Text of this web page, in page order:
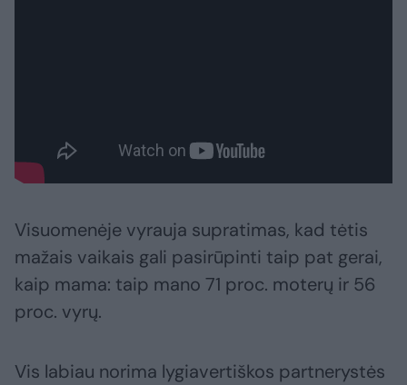
Visuomenėje vyrauja supratimas, kad tėtis
mažais vaikais gali pasirūpinti taip pat gerai,
kaip mama: taip mano 71 proc. moterų ir 56
proc. vyrų.
Vis labiau norima lygiavertiškos partnerystės